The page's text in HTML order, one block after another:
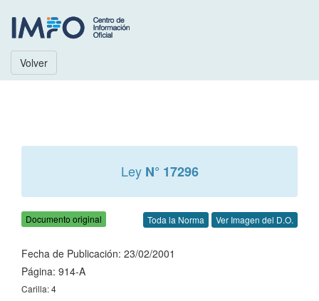
Volver
Ley N° 17296
Documento original Toda la Norma Ver Imagen del D.O.
Fecha de Publicación: 23/02/2001
Página: 914-A
Carilla: 4